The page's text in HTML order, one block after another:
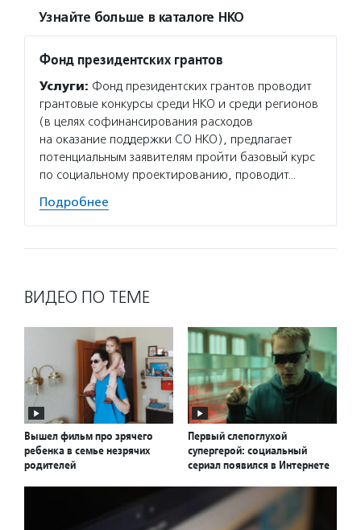
Узнайте больше в каталоге НКО
Фонд президентских грантов
Услуги: Фонд президентских грантов проводит
грантовые конкурсы среди НКО и среди регионов
(в целях софинансирования расходов
на оказание поддержки СО НКО), предлагает
потенциальным заявителям пройти базовый курс
по социальному проектированию, проводит…
Подробнее
ВИДЕО ПО ТЕМЕ
Вышел фильм про зрячего
ребенка в семье незрячих
родителей
Первый слепоглухой
супергерой: социальный
сериал появился в Интернете